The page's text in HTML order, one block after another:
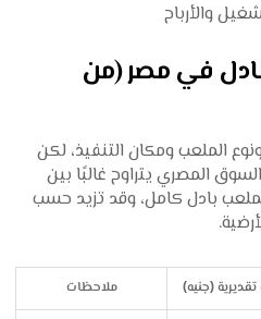
والأرباح
في مصر (من
الملعب ومكان التنفيذ، لكن
المصري يتراوح غالبًا بين
1,200,000 جنيه لملعب بادل كامل، وقد تزيد حسب
(جنيه) ملاحظات